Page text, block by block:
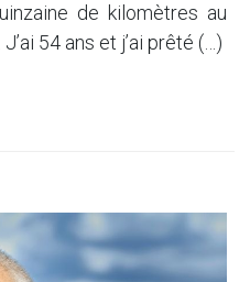
de kilomètres au
54 ans et j’ai prêté (…)